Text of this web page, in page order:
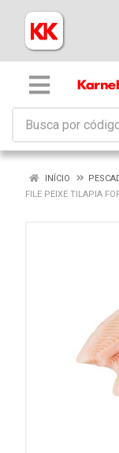
INÍCIO
FILE PEIXE TILAPIA